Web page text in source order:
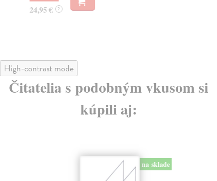
24,95 € ?
High-contrast mode
Čitatelia s podobným vkusom si
kúpili aj:
na sklade